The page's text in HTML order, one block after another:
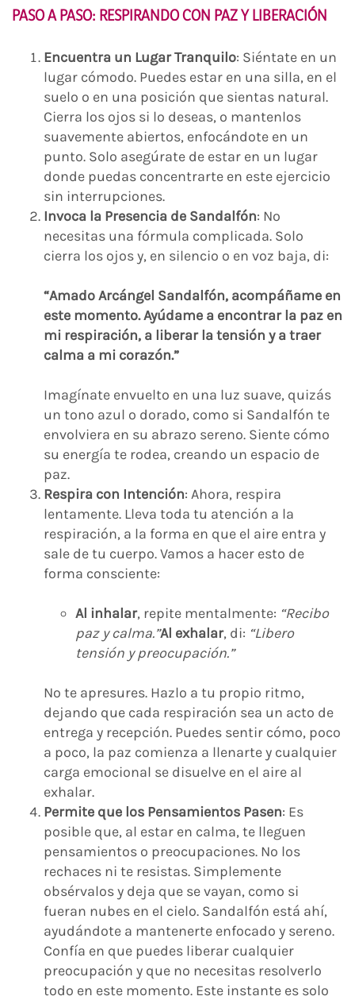
PASO A PASO: RESPIRANDO CON PAZ Y LIBERACIÓN
Encuentra un Lugar Tranquilo: Siéntate en un
lugar cómodo. Puedes estar en una silla, en el
suelo o en una posición que sientas natural.
Cierra los ojos si lo deseas, o mantenlos
suavemente abiertos, enfocándote en un
punto. Solo asegúrate de estar en un lugar
donde puedas concentrarte en este ejercicio
sin interrupciones.
Invoca la Presencia de Sandalfón: No
necesitas una fórmula complicada. Solo
cierra los ojos y, en silencio o en voz baja, di:
“Amado Arcángel Sandalfón, acompáñame en
este momento. Ayúdame a encontrar la paz en
mi respiración, a liberar la tensión y a traer
calma a mi corazón.”
Imagínate envuelto en una luz suave, quizás
un tono azul o dorado, como si Sandalfón te
envolviera en su abrazo sereno. Siente cómo
su energía te rodea, creando un espacio de
paz.
Respira con Intención: Ahora, respira
lentamente. Lleva toda tu atención a la
respiración, a la forma en que el aire entra y
sale de tu cuerpo. Vamos a hacer esto de
forma consciente:
Al inhalar, repite mentalmente: “Recibo
paz y calma.”Al exhalar, di: “Libero
tensión y preocupación.”
No te apresures. Hazlo a tu propio ritmo,
dejando que cada respiración sea un acto de
entrega y recepción. Puedes sentir cómo, poco
a poco, la paz comienza a llenarte y cualquier
carga emocional se disuelve en el aire al
exhalar.
Permite que los Pensamientos Pasen: Es
posible que, al estar en calma, te lleguen
pensamientos o preocupaciones. No los
rechaces ni te resistas. Simplemente
obsérvalos y deja que se vayan, como si
fueran nubes en el cielo. Sandalfón está ahí,
ayudándote a mantenerte enfocado y sereno.
Confía en que puedes liberar cualquier
preocupación y que no necesitas resolverlo
todo en este momento. Este instante es solo